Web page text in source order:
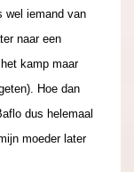
wel iemand van
naar een
kamp maar
Hoe dan
dus helemaal
moeder later